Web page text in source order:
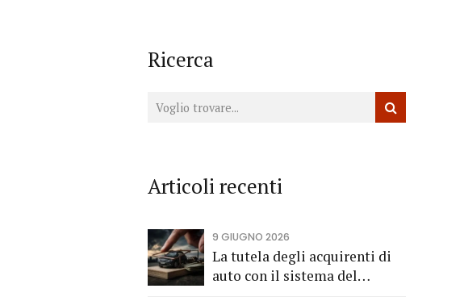
Ricerca
Articoli recenti
9 GIUGNO 2026
La tutela degli acquirenti di
auto con il sistema del